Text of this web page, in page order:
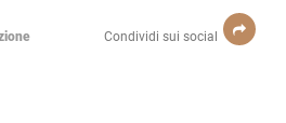
Condividi sui social